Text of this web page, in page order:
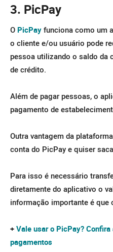
3. PicPay
O PicPay funciona como um
o cliente e/ou usuário pode
pessoa utilizando o saldo da
de crédito.
Além de pagar pessoas, o
pagamento de
Outra vantagem da
conta do PicPay e quiser
Para isso é necessário
diretamente do aplicativo o
informação importante é que
+ Vale usar o PicPay?
pagamentos